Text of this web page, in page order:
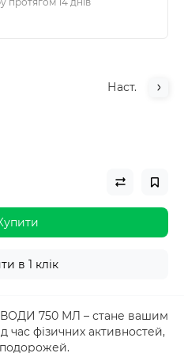
Наст.
в 1 клік
750 МЛ – стане вашим
час фізичних активностей,
подорожей.